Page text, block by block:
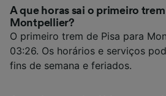
A que horas sai o primeiro trem
Montpellier?
O primeiro trem de Pisa para
03:26. Os horários e serviços
fins de semana e feriados.